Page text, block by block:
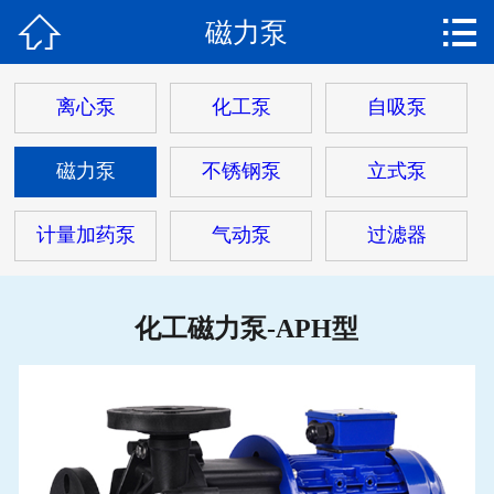
关于我们
产品中心
新闻动态
客户服务
联系我们
 磁力泵 
离心泵 化工泵 自吸泵
磁力泵 不锈钢泵 立式泵
计量加药泵 气动泵 过滤器
化工磁力泵-APH型